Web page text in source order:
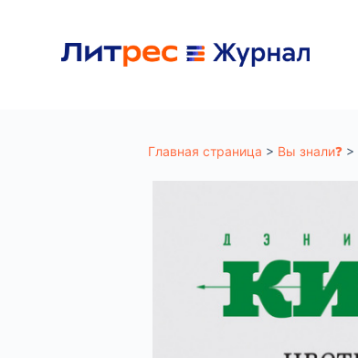
Главная страница > Вы знали❓>